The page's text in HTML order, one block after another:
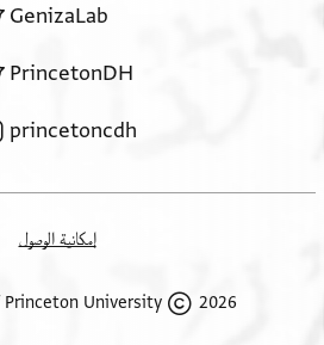
GenizaLab
PrincetonDH
princetoncdh
إمكانية الوصول
2026 The Trustees of Princeton University